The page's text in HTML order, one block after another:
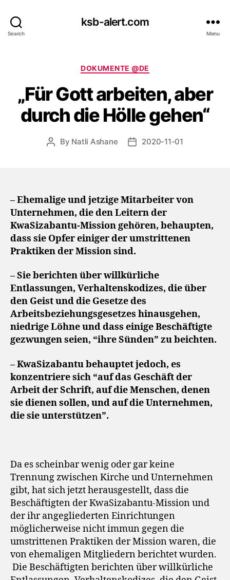
Search
ksb-alert.com
Menu
Categories
DOKUMENTE @DE
„Für Gott arbeiten, aber
durch die Hölle gehen“
Post
By Natli Ashane
Post2020-11-01
– Ehemalige und jetzige Mitarbeiter von
Unternehmen, die den Leitern der
KwaSizabantu-Mission gehören, behaupten,
dass sie Opfer einiger der umstrittenen
Praktiken der Mission sind.
– Sie berichten über willkürliche
Entlassungen, Verhaltenskodizes, die über
den Geist und die Gesetze des
Arbeitsbeziehungsgesetzes hinausgehen,
niedrige Löhne und dass einige Beschäftigte
gezwungen seien, “ihre Sünden” zu beichten.
– KwaSizabantu behauptet jedoch, es
konzentriere sich “auf das Geschäft der
Arbeit der Schrift, auf die Menschen, denen
sie dienen sollen, und auf die Unternehmen,
die sie unterstützen”.
Da es scheinbar wenig oder gar keine
Trennung zwischen Kirche und Unternehmen
gibt, hat sich jetzt herausgestellt, dass die
Beschäftigten der KwaSizabantu-Mission und
der ihr angegliederten Einrichtungen
möglicherweise nicht immun gegen die
umstrittenen Praktiken der Mission waren, die
von ehemaligen Mitgliedern berichtet wurden.
Die Beschäftigten berichten über willkürliche